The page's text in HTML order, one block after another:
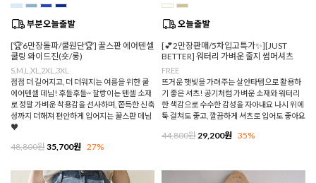
[🏆6만장돌파/쿨원단🏆] 꿀스판 에어텐셀
쿨링 와이드진(숏/롱)
S,M,L,XL,2XL,3XL
점점 더 길어지고, 더 더워지는 여름을 위한 쿨
에어텐셀 데님! 후들후들~ 찰랑이는 텐셀 소재
로 정말 가벼운 착용감을 선사하며, 쫀득한 신축
성까지 더해져 편안하게 입어지는 꿀스판 데님
♥
48,800원35,700원 27%
[💕2만장판매/5차입고특가✨][JUST
BETTER] 워터리 가벼운 줄지 썸머셔츠
FREE
뜨거운 햇빛을 가려주는 살안타템으로 활용하
기 좋은 셔츠! 공기처럼 가벼운 소재와 워터리
한 색감으로 수수한 감성을 자아내요 나시 위에
툭 걸쳐도 좋고, 깔끔하게 셔츠로 입어도 좋아요
44,800원29,200원 35%